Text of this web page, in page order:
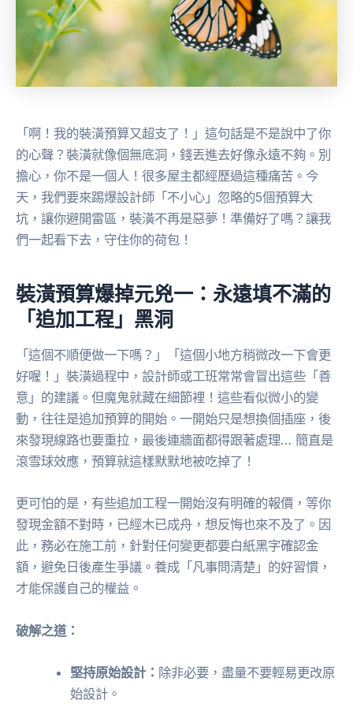
「啊！我的裝潢預算又超支了！」這句話是不是說中了你
的心聲？裝潢就像個無底洞，錢丟進去好像永遠不夠。別
擔心，你不是一個人！很多屋主都經歷過這種痛苦。今
天，我們要來踢爆設計師「不小心」忽略的5個預算大
坑，讓你避開雷區，裝潢不再是惡夢！準備好了嗎？讓我
們一起看下去，守住你的荷包！
裝潢預算爆掉元兇一：永遠填不滿的
「追加工程」黑洞
「這個不順便做一下嗎？」「這個小地方稍微改一下會更
好喔！」裝潢過程中，設計師或工班常常會冒出這些「善
意」的建議。但魔鬼就藏在細節裡！這些看似微小的變
動，往往是追加預算的開始。一開始只是想換個插座，後
來發現線路也要重拉，最後連牆面都得跟著處理… 簡直是
滾雪球效應，預算就這樣默默地被吃掉了！
更可怕的是，有些追加工程一開始沒有明確的報價，等你
發現金額不對時，已經木已成舟，想反悔也來不及了。因
此，務必在施工前，針對任何變更都要白紙黑字確認金
額，避免日後產生爭議。養成「凡事問清楚」的好習慣，
才能保護自己的權益。
破解之道：
堅持原始設計： 除非必要，盡量不要輕易更改原
始設計。